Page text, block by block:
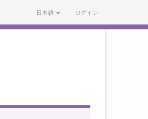
日本語 ログイン